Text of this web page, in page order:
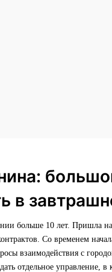
в
больше 10 лет. Пришла
Со временем
взаимодействия с
отдельное управление,